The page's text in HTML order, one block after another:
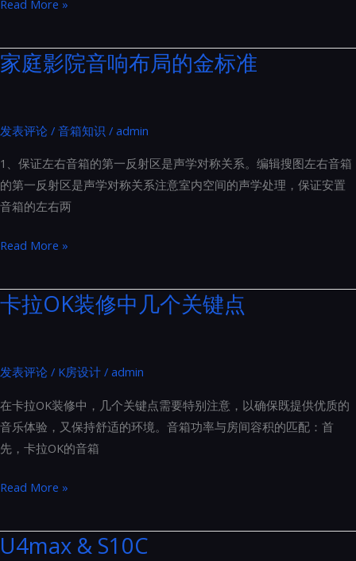
南
家
庭
时，
见
的
误
区
意
Read More »
家庭影院音响布局的金标准
发表评论 / 音箱知识 / admin
1、保证左右音箱的第一反射区是声学对称关系。编辑搜图左右音箱
的第一反射区是声学对称关系注意室内空间的声学处理，保证安置
音箱的左右两
家
影
院
布
的
金
标
准
Read More »
卡拉OK装修中几个关键点
发表评论 / K房设计 / admin
在卡拉OK装修中，几个关键点需要特别注意，以确保既提供优质的
音乐体验，又保持舒适的环境。音箱功率与房间容积的匹配：首
先，卡拉OK的音箱
卡
OK
装
Read More »
U4max & S10C